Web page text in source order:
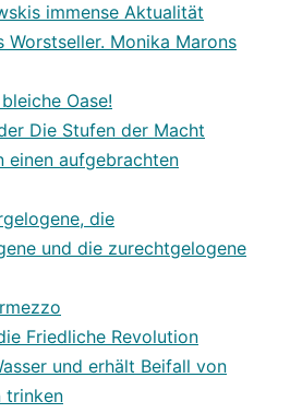
immense Aktualität
Worstseller. Monika Marons
Oase!
Die Stufen der Macht
einen aufgebrachten
die
und die zurechtgelogene
Friedliche Revolution
und erhält Beifall von
trinken